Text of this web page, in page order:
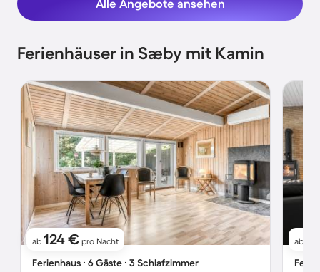
Alle Angebote ansehen
Ferienhäuser in Sæby mit Kamin
ab 124 € pro Nacht
Ferienhaus ∙ 6 Gäste ∙ 3 Schlafzimmer
ab